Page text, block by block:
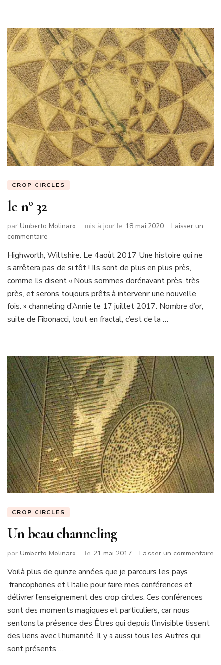
CROP CIRCLES
le n° 32
par Umberto Molinaro mis à jour le 18 mai 2020
Laisser un
commentaire
n°
32
Highworth, Wiltshire. Le 4août 2017 Une histoire qui ne
s’arrêtera pas de si tôt ! Ils sont de plus en plus près,
comme Ils disent « Nous sommes dorénavant près, très
près, et serons toujours prêts à intervenir une nouvelle
fois. » channeling d’Annie le 17 juillet 2017. Nombre d’or,
suite de Fibonacci, tout en fractal, c’est de la …
CROP CIRCLES
Un beau channeling
par Umberto Molinaro le 21 mai 2017 Laisser un commentaire
Voilà plus de quinze années que je parcours les pays
francophones et l’Italie pour faire mes conférences et
délivrer l’enseignement des crop circles. Ces conférences
sont des moments magiques et particuliers, car nous
sentons la présence des Êtres qui depuis l’invisible tissent
des liens avec l’humanité. Il y a aussi tous les Autres qui
sont présents …